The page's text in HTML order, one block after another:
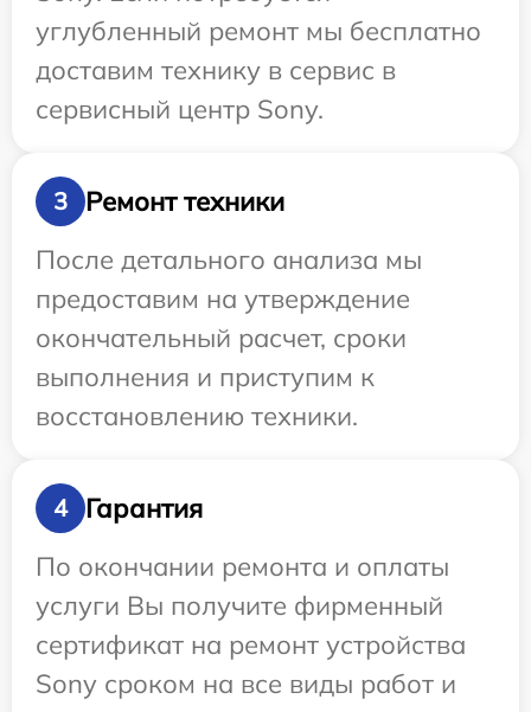
углубленный ремонт мы бесплатно
доставим технику в сервис в
сервисный центр Sony.
3
Ремонт техники
После детального анализа мы
предоставим на утверждение
окончательный расчет, сроки
выполнения и приступим к
восстановлению техники.
4
Гарантия
По окончании ремонта и оплаты
услуги Вы получите фирменный
сертификат на ремонт устройства
Sony сроком на все виды работ и